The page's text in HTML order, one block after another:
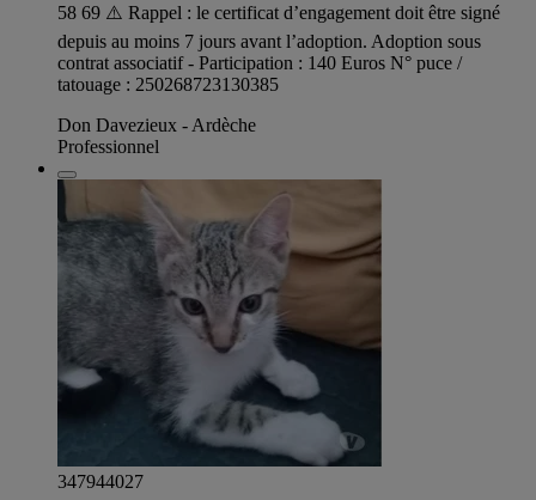
58 69 ⚠️ Rappel : le certificat d’engagement doit être signé
depuis au moins 7 jours avant l’adoption. Adoption sous
contrat associatif - Participation : 140 Euros N° puce /
tatouage : 250268723130385
Don Davezieux - Ardèche
Professionnel
347944027